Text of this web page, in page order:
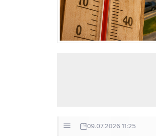
09.07.2026 11:25